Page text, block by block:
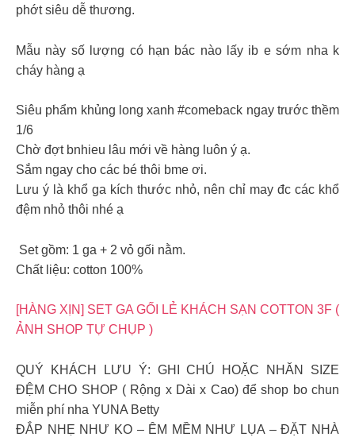
phớt siêu dễ thương.
Mẫu này số lượng có hạn bác nào lấy ib e sớm nha k
cháy hàng ạ
Siêu phẩm khủng long xanh #comeback ngay trước thềm
1/6
Chờ đợt bnhieu lâu mới về hàng luôn ý ạ.
Sắm ngay cho các bé thôi bme ơi.
Lưu ý là khổ ga kích thước nhỏ, nên chỉ may đc các khổ
đệm nhỏ thôi nhé ạ
Set gồm: 1 ga + 2 vỏ gối nằm.
Chất liệu: cotton 100%
[HÀNG XỊN] SET GA GỐI LẺ KHÁCH SẠN COTTON 3F (
ẢNH SHOP TỰ CHỤP )
QUÝ KHÁCH LƯU Ý: GHI CHÚ HOẶC NHĂN SIZE
ĐỆM CHO SHOP ( Rộng x Dài x Cao) để shop bo chun
miễn phí nha YUNA Betty
ĐẮP NHẸ NHƯ KO – ÊM MỀM NHƯ LỤA – ĐẶT NHÀ